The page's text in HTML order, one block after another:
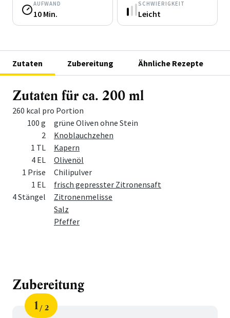
AUFWAND
10 Min.
SCHWIERIGKEIT
Leicht
Zutaten Zubereitung Ähnliche Rezepte
Zutaten für ca. 200 ml
260 kcal pro Portion
MengeZutat
100 g
grüne Oliven ohne Stein
2
Knoblauchzehen
1 TL
Kapern
4 EL
Olivenöl
1 Prise
Chilipulver
1 EL
frisch gepresster Zitronensaft
4 Stängel
Zitronenmelisse
Salz
Pfeffer
Zubereitung
1
2